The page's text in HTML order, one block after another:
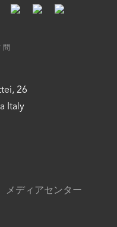
26
Italy
メディアセンター